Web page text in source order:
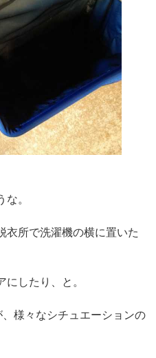
。
衣所で洗濯機の横に置いた
したり、と。
、様々なシチュエーションの